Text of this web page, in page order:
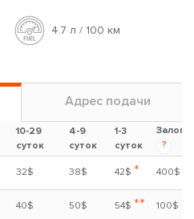
4.7 л / 100 км
Адрес подачи
10-29
суток
4-9
суток
1-3
суток
Залог
?
32$ 38$ 42$ * 400$
40$ 50$ 54$ ** 100$